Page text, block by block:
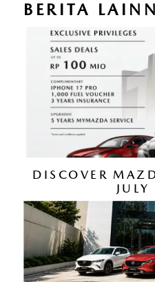
BERITA
DISCOVER